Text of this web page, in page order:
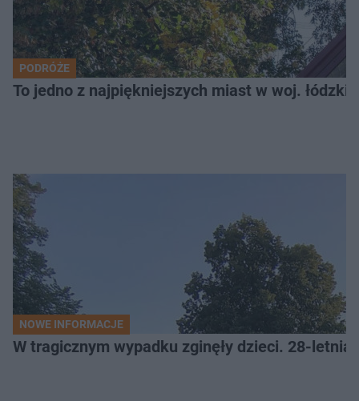
PODRÓŻE
To jedno z najpiękniejszych miast w woj.
NOWE INFORMACJE
W tragicznym wypadku zginęły dzieci. 28-